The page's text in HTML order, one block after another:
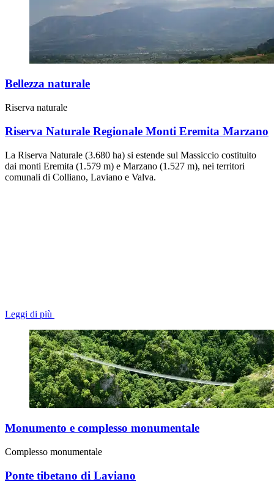
Bellezza naturale
Riserva naturale
Riserva Naturale Regionale Monti Eremita Marzano
La Riserva Naturale (3.680 ha) si estende sul Massiccio costituito
dai monti Eremita (1.579 m) e Marzano (1.527 m), nei territori
comunali di Colliano, Laviano e Valva.
Leggi di più
Monumento e complesso monumentale
Complesso monumentale
Ponte tibetano di Laviano